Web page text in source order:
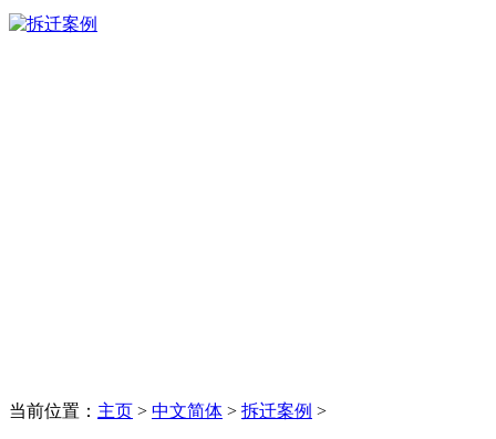
当前位置： 主页 > 中文简体 > 拆迁案例 >